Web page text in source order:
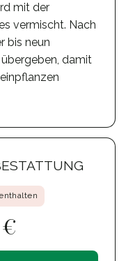
mit der
vermischt. Nach
bis neun
damit